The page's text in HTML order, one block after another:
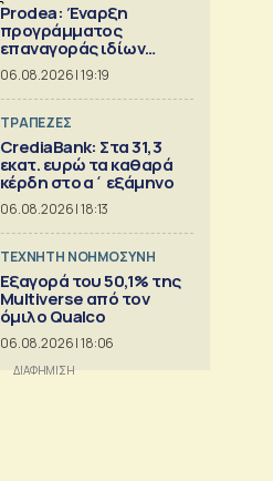
Prodea: Έναρξη
προγράμματος
επαναγοράς ιδίων
μετοχών
06.08.2026 | 19:19
ΤΡΑΠΕΖΕΣ
CrediaBank: Στα 31,3
εκατ. ευρώ τα καθαρά
κέρδη στο α΄ εξάμηνο
06.08.2026 | 18:13
TΕΧΝΗΤΗ ΝΟΗΜΟΣΥΝΗ
Εξαγορά του 50,1% της
Multiverse από τον
όμιλο Qualco
06.08.2026 | 18:06